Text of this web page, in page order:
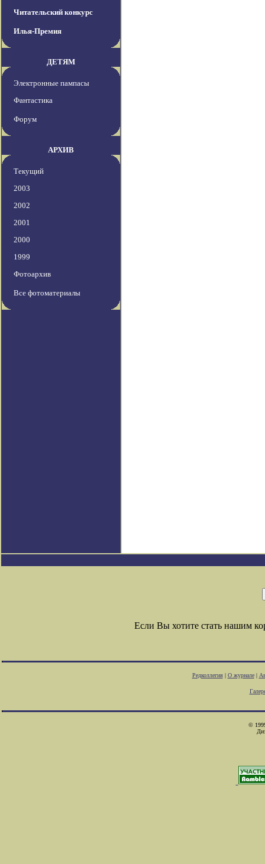
Читательский конкурс
Илья-Премия
ДЕТЯМ
Электронные пампасы
Фантастика
Форум
АРХИВ
Текущий
2003
2002
2001
2000
1999
Фотоархив
Все фотоматериалы
Если Вы хотите стать нашим
Редколлегия| О журнале|
©